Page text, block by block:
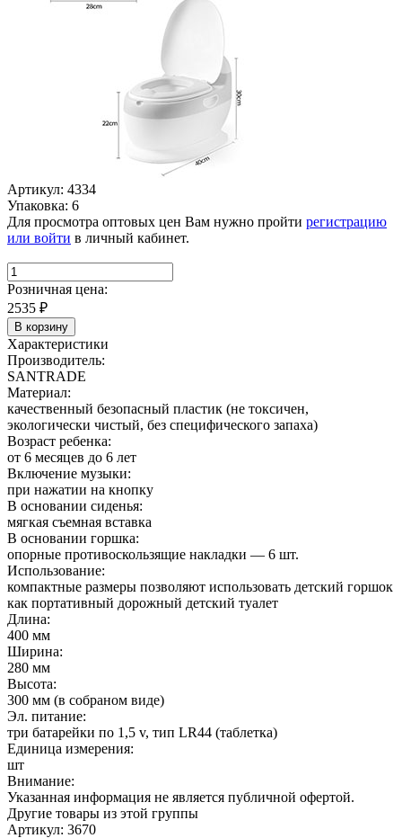
Артикул: 4334
Упаковка: 6
Для просмотра оптовых цен Вам нужно пройти регистрацию
или войти в личный кабинет.
Розничная цена:
2535 ₽
В корзину
Характеристики
Производитель:
SANTRADE
Материал:
качественный безопасный пластик (не токсичен,
экологически чистый, без специфического запаха)
Возраст ребенка:
от 6 месяцев до 6 лет
Включение музыки:
при нажатии на кнопку
В основании сиденья:
мягкая съемная вставка
В основании горшка:
опорные противоскользящие накладки — 6 шт.
Использование:
компактные размеры позволяют использовать детский горшок
как портативный дорожный детский туалет
Длина:
400 мм
Ширина:
280 мм
Высота:
300 мм (в собраном виде)
Эл. питание:
три батарейки по 1,5 v, тип LR44 (таблетка)
Единица измерения:
шт
Внимание:
Указанная информация не является публичной офертой.
Другие товары из этой группы
Артикул: 3670